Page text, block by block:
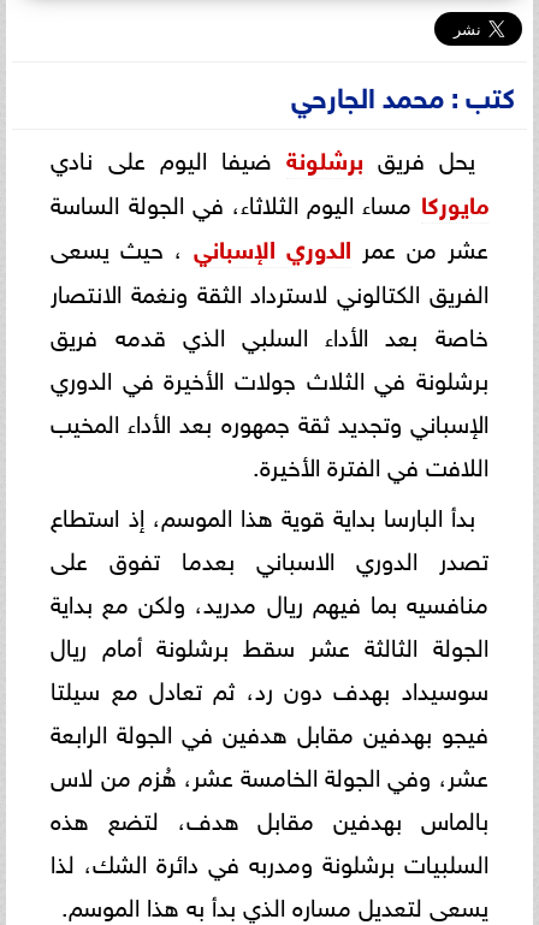
كتب : محمد الجارحي
يحل فريق برشلونةضيفا اليوم على نادي
مايوركا مساء اليوم الثلاثاء، في الجولة الساسة
عشر من عمر الدوري الإسباني، حيث يسعى
الفريق الكتالوني لاسترداد الثقة ونغمة الانتصار
خاصة بعد الأداء السلبي الذي قدمه فريق
برشلونة في الثلاث جولات الأخيرة في الدوري
الإسباني وتجديد ثقة جمهوره بعد الأداء المخيب
اللافت في الفترة الأخيرة.
بدأ البارسا بداية قوية هذا الموسم، إذ استطاع
تصدر الدوري الاسباني بعدما تفوق على
منافسيه بما فيهم ريال مدريد، ولكن مع بداية
الجولة الثالثة عشر سقط برشلونة أمام ريال
سوسيداد بهدف دون رد، ثم تعادل مع سيلتا
فيجو بهدفين مقابل هدفين في الجولة الرابعة
عشر، وفي الجولة الخامسة عشر، هُزم من لاس
بالماس بهدفين مقابل هدف، لتضع هذه
السلبيات برشلونة ومدربه في دائرة الشك، لذا
يسعى لتعديل مساره الذي بدأ به هذا الموسم.